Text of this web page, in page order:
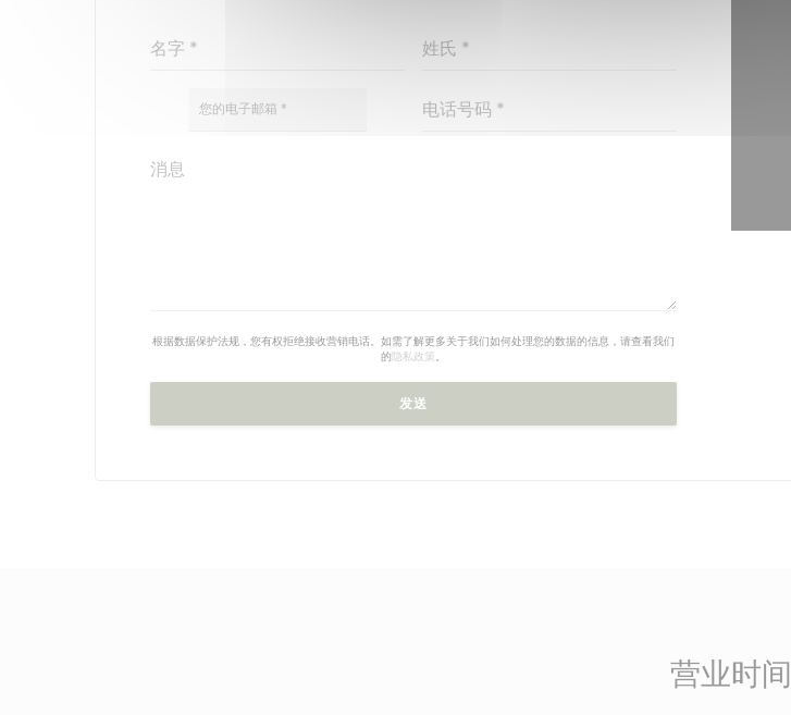
根据数据保护法规，您有权拒绝接收营销电话。如需了解更多关于我们如何处理您的数据的信息，请查看我们
的隐私政策 。
营业时间